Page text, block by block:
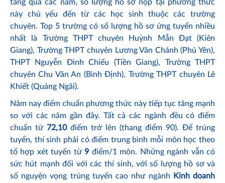
tăng qua các năm, số lượng hồ sơ nộp tại phương thức
này chủ yếu đến từ các học sinh thuộc các trường
chuyên. Top 5 trường có số lượng hồ sơ ứng tuyển nhiều
nhất là Trường THPT chuyên Huỳnh Mẫn Đạt (Kiên
Giang), Trường THPT chuyên Lương Văn Chánh (Phú Yên),
THPT Nguyễn Đình Chiểu (Tiền Giang), Trường THPT
chuyên Chu Văn An (Bình Định), Trường THPT chuyên Lê
Khiết (Quảng Ngãi).
Năm nay điểm chuẩn phương thức này tiếp tục tăng mạnh
so với các năm gần đây. Tất cả các ngành đều có điểm
chuẩn từ 72,10điểm trở lên (thang điểm 90). Để trúng
tuyển, thí sinh phải có điểm trung bình mỗi môn học theo
tổ hợp xét tuyển từ9 điểm/1 môn. Những ngành vẫn có
sức hút mạnh đối với các thí sinh, với số lượng hồ sơ và
số nguyện vọng trúng tuyển cao như ngành
Kinh doanh